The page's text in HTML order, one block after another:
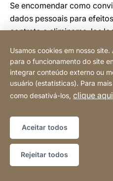
Se encomendar como
dados pessoais para
contrato e eliminamo-los
tiver optado por uma conta
os seus dados pessoais até
cliente. Pode solicitar a
qualquer altura,
encerrar a sua conta de
serão eliminados, sob
de retenção. É da sua
cópia de segurança dos
Usamos cookies em nosso
para o funcionamento do site
integrar conteúdo externo ou
usuário (estatísticas). Para
como desativá-los, clique aqui
Aceitar todos
Rejeitar todos